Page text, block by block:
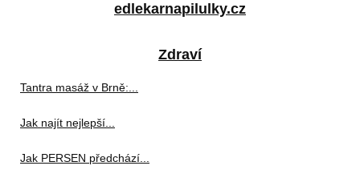
edlekarnapilulky.cz
Zdraví
Tantra masáž v Brně:...
Jak najít nejlepší...
Jak PERSEN předchází...